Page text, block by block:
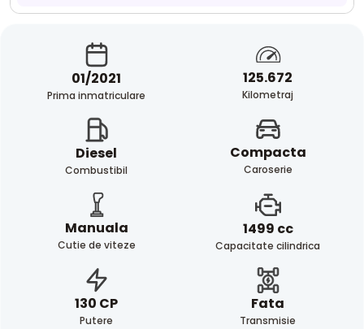
01/2021
Prima inmatriculare
125.672
Kilometraj
Diesel
Combustibil
Compacta
Caroserie
Manuala
Cutie de viteze
1499 cc
Capacitate cilindrica
130 CP
Putere
Fata
Transmisie